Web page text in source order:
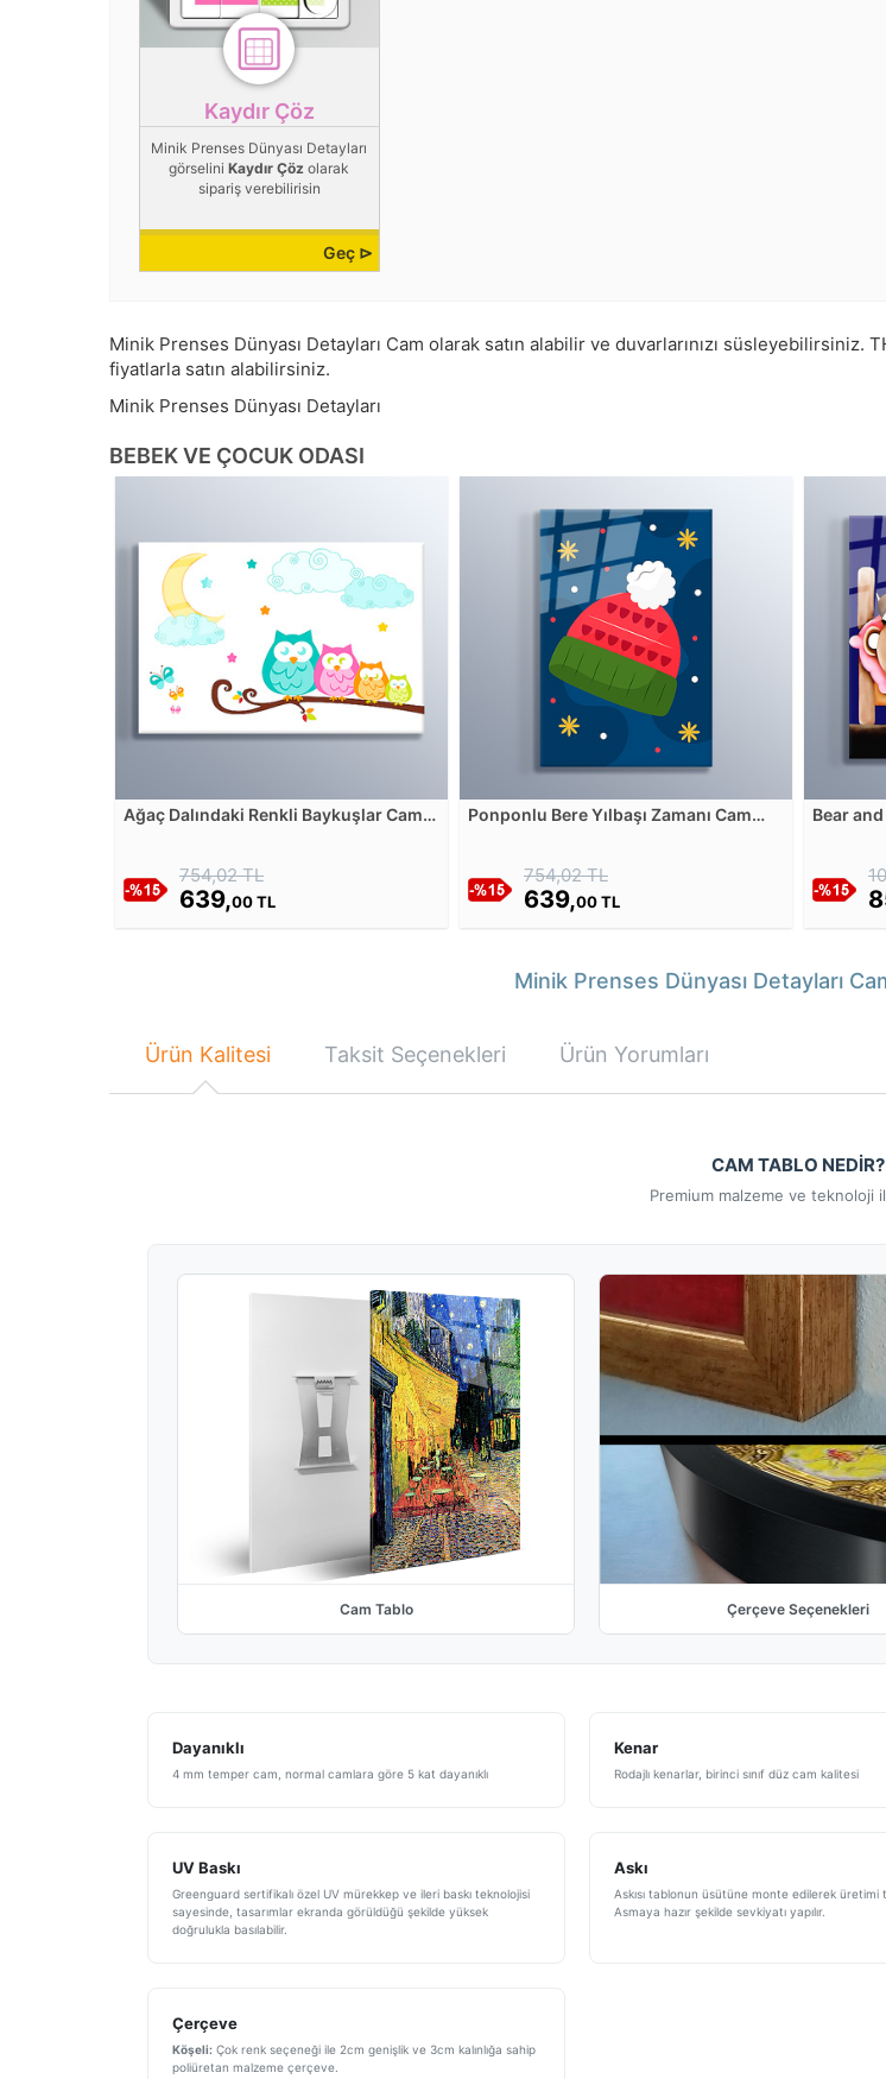
Kaydır Çöz
Minik Prenses Dünyası Detayları
görseliniKaydır Çöz olarak
sipariş verebilirisin
Geç ⊳
Minik Prenses Dünyası Detayları Cam olarak satın alabilir ve duvarlarınızı süsleyebilirsiniz.
fiyatlarla satın alabilirsiniz.
Minik Prenses Dünyası Detayları
BEBEK VE ÇOCUK ODASI
Ağaç Dalındaki Renkli Baykuşlar Cam
754,02 TL
639,00 TL
Ponponlu Bere Yılbaşı Zamanı Cam
754,02 TL
639,00 TL
Bear
Minik Prenses Dünyası Detayları
Ürün Kalitesi Taksit Seçenekleri Ürün Yorumları
CAM TABLO NEDİR?
Premium malzeme ve teknoloji
Cam Tablo Çerçeve Seçenekleri
Dayanıklı
4 mm temper cam, normal camlara göre 5 kat dayanıklı
Kenar
Rodajlı kenarlar, birinci sınıf düz cam kalitesi
UV Baskı
Greenguard sertifikalı özel UV mürekkep ve ileri baskı teknolojisi
sayesinde, tasarımlar ekranda görüldüğü şekilde yüksek
doğrulukla basılabilir.
Askı
Askısı tablonun üsütüne monte edilerek üretimi
Asmaya hazır şekilde sevkiyatı yapılır.
Çerçeve
Köşeli: Çok renk seçeneği ile 2cm genişlik ve 3cm kalınlığa sahip
poliüretan malzeme çerçeve.